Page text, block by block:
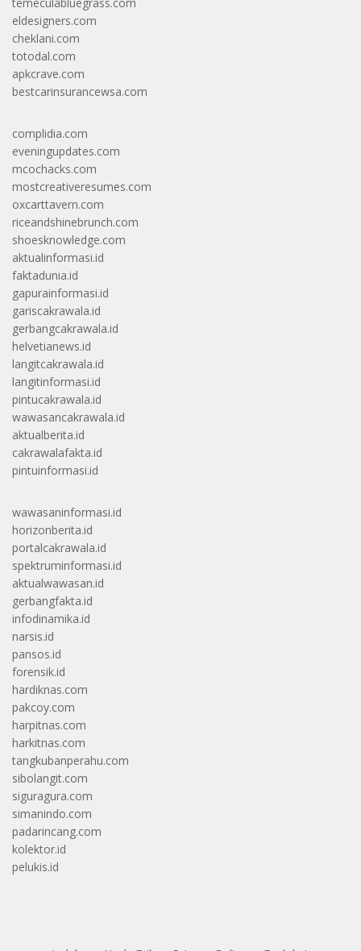
eldesigners.com
cheklani.com
totodal.com
apkcrave.com
bestcarinsurancewsa.com
complidia.com
eveningupdates.com
mcochacks.com
mostcreativeresumes.com
oxcarttavern.com
riceandshinebrunch.com
shoesknowledge.com
aktualinformasi.id
faktadunia.id
gapurainformasi.id
gariscakrawala.id
gerbangcakrawala.id
helvetianews.id
langitcakrawala.id
langitinformasi.id
pintucakrawala.id
wawasancakrawala.id
aktualberita.id
cakrawalafakta.id
pintuinformasi.id
wawasaninformasi.id
horizonberita.id
portalcakrawala.id
spektruminformasi.id
aktualwawasan.id
gerbangfakta.id
infodinamika.id
narsis.id
pansos.id
forensik.id
hardiknas.com
pakcoy.com
harpitnas.com
harkitnas.com
tangkubanperahu.com
sibolangit.com
siguragura.com
simanindo.com
padarincang.com
kolektor.id
pelukis.id